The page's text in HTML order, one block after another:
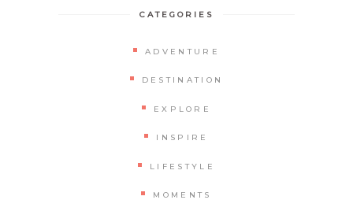
CATEGORIES
ADVENTURE
DESTINATION
EXPLORE
INSPIRE
LIFESTYLE
MOMENTS